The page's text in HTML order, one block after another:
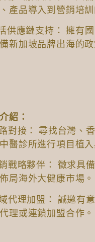
產品導入到營銷培
供應鏈支持： 擁有
新加坡品牌出海的
紹：
對接： 尋找台灣、
醫診所進行項目植入
戰略夥伴： 徵求具
局海外大健康市場。
代理加盟： 誠邀有
理或連鎖加盟合作。